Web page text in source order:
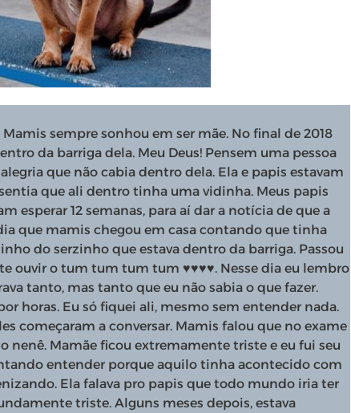
Mamis sempre sonhou em ser mãe. No final de 2018
da barriga dela. Meu Deus! Pensem uma pessoa
que não cabia dentro dela. Ela e papis estavam
que ali dentro tinha uma vidinha. Meus papis
esperar 12 semanas, para aí dar a notícia de que a
que mamis chegou em casa contando que tinha
do serzinho que estava dentro da barriga. Passou
ouvir o tum tum tum tum ♥️♥️♥️♥️. Nesse dia eu lembro
tanto, mas tanto que eu não sabia o que fazer.
horas. Eu só fiquei ali, mesmo sem entender nada.
começaram a conversar. Mamis falou que no exame
nenê. Mamãe ficou extremamente triste e eu fui seu
entender porque aquilo tinha acontecido com
Ela falava pro papis que todo mundo iria ter
triste. Alguns meses depois, estava